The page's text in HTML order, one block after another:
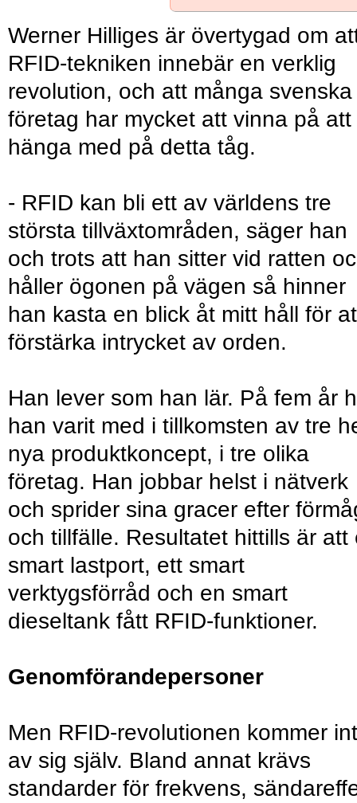
Werner Hilliges är övertygad om
RFID-tekniken innebär en verklig
revolution, och att många svenska
företag har mycket att vinna på att
hänga med på detta tåg.
- RFID kan bli ett av världens tre
största tillväxtområden, säger han
och trots att han sitter vid ratten
håller ögonen på vägen så hinner
han kasta en blick åt mitt håll för
förstärka intrycket av orden.
Han lever som han lär. På fem år
han varit med i tillkomsten av tre
nya produktkoncept, i tre olika
företag. Han jobbar helst i nätverk
och sprider sina gracer efter
och tillfälle. Resultatet hittills är att
smart lastport, ett smart
verktygsförråd och en smart
dieseltank fått RFID-funktioner.
Genomförandepersoner
Men RFID-revolutionen kommer
av sig själv. Bland annat krävs
standarder för frekvens,